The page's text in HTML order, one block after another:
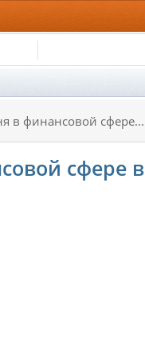
в финансовой сфере...
сфере в